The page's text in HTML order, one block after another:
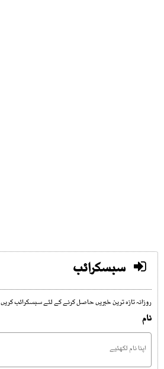
سبسکرائب
روزانہ تازہ ترین خبریں حاصل کرنے کے لئے سبسکرائب کریں
نام